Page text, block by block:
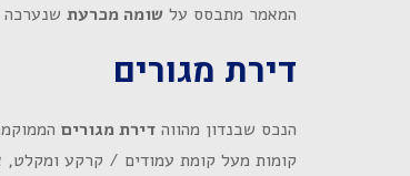
המאמר מתבסס על שומה מכרעת שנערכה
דירת מגורים
הנכס שבנדון מהווה דירת מגורים